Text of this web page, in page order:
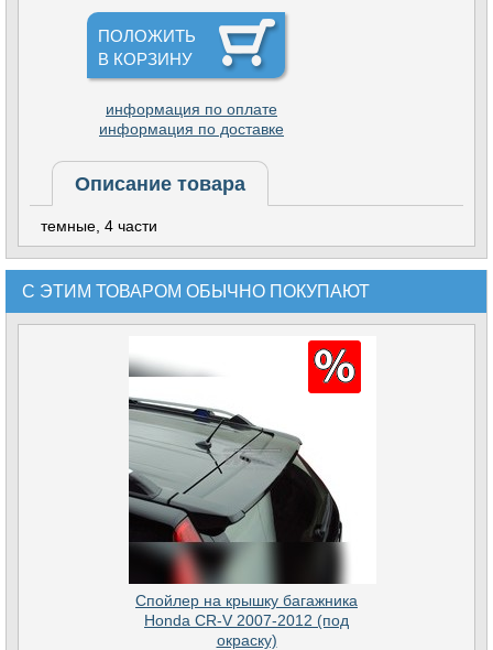
ПОЛОЖИТЬ
В КОРЗИНУ
информация по оплате
информация по доставке
Описание товара
темные, 4 части
С ЭТИМ ТОВАРОМ ОБЫЧНО ПОКУПАЮТ
Спойлер на крышку багажника
Honda CR-V 2007-2012 (под
окраску)